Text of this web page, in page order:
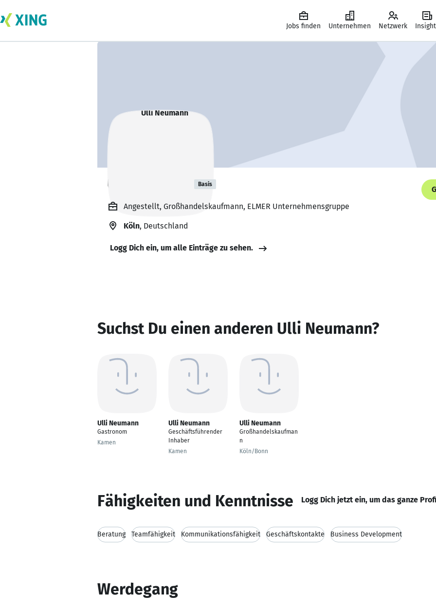
Jobs finden Unternehmen Netzwerk
Ulli Neumann Basis
Angestellt, Großhandelskaufmann, ELMER Unternehmensgruppe
Köln, Deutschland
Logg Dich ein, um alle Einträge zu sehen.
Suchst Du einen anderen Ulli Neumann?
Ulli Neumann
Gastronom
Kamen
Ulli Neumann
Geschäftsführender
Inhaber
Kamen
Ulli Neumann
Großhandelskaufman
n
Köln/Bonn
Fähigkeiten und Kenntnisse Logg Dich jetzt ein, um das ganze
Beratung Teamfähigkeit Kommunikationsfähigkeit Geschäftskontakte Business Development
Werdegang